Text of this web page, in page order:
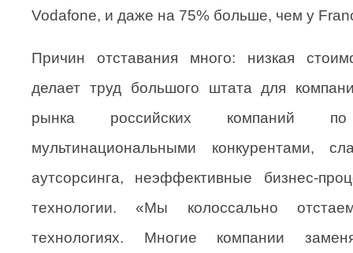
Vodafone, и даже на 75% больше, чем у
Причин отставания много: низкая
делает труд большого штата для
рынка российских компаний
мультинациональными конкурентами,
аутсорсинга, неэффективные бизнес-
технологии. «Мы колоссально
технологиях. Многие компании